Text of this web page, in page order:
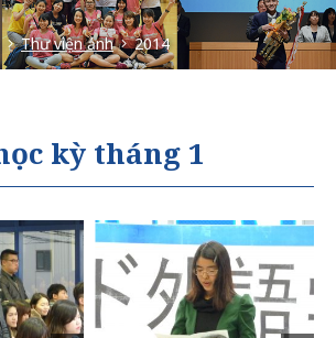
中文（简体）
Tiếng Việt
русский
Thư viện ảnh 2014
kỳ tháng 1